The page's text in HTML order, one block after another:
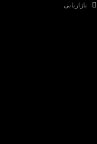
بازاریابی